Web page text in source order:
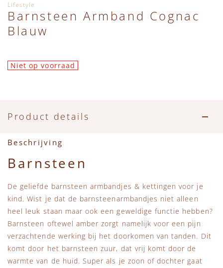
Lifestyle
Barnsteen Armband Cognac
Blauw
Niet op voorraad
Product details
Beschrijving
Barnsteen
De geliefde barnsteen armbandjes & kettingen voor je
kind. Wist je dat de barnsteenarmbandjes niet alleen
heel leuk staan maar ook een geweldige functie hebben?
Barnsteen oftewel amber zorgt namelijk voor een pijn
verzachtende werking bij het doorkomen van tanden. Dit
komt door het barnsteen zuur, dat vrij komt door de
warmte van de huid. Super als je zoon of dochter gaat